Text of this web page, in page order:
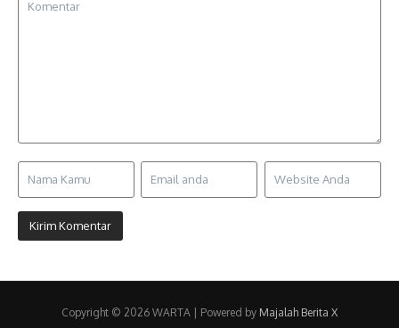
Copyright © 2026 WARTA | Powered by Majalah Berita X